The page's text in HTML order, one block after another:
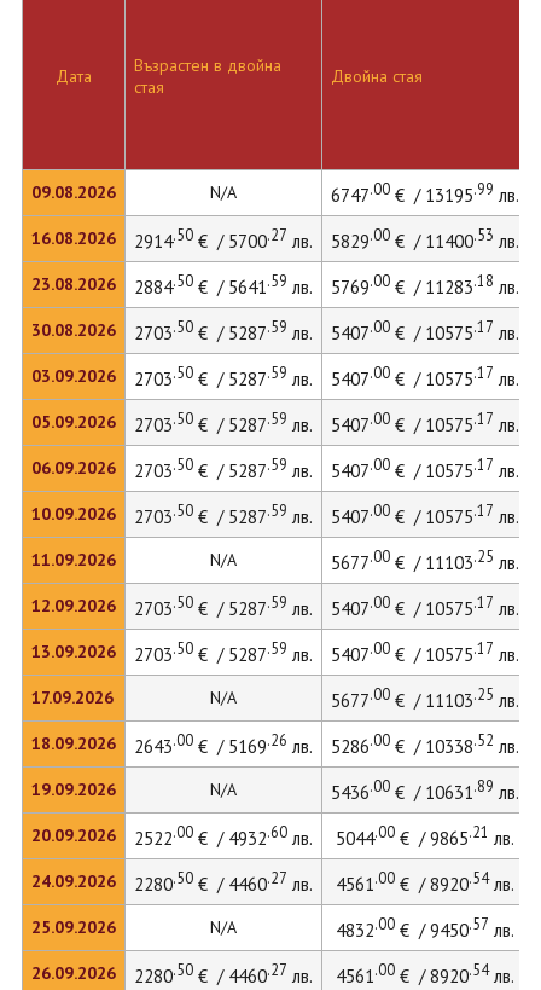
Дата
09.08.2026
16.08.2026
23.08.2026
30.08.2026
03.09.2026
05.09.2026
06.09.2026
10.09.2026
11.09.2026
12.09.2026
13.09.2026
17.09.2026
18.09.2026
19.09.2026
20.09.2026
24.09.2026
25.09.2026
26.09.2026
Възрастен в двойна
стая
Двойна стая
N/A 6747.00€ / 13195.99 лв.
2914.50€ / 5700.27 лв. 5829.00€ / 11400.53 лв.
2884.50€ / 5641.59 лв. 5769.00€ / 11283.18 лв.
2703.50€ / 5287.59 лв. 5407.00€ / 10575.17 лв.
2703.50€ / 5287.59 лв. 5407.00€ / 10575.17 лв.
2703.50€ / 5287.59 лв. 5407.00€ / 10575.17 лв.
2703.50€ / 5287.59 лв. 5407.00€ / 10575.17 лв.
2703.50€ / 5287.59 лв. 5407.00€ / 10575.17 лв.
N/A 5677.00€ / 11103.25 лв.
2703.50€ / 5287.59 лв. 5407.00€ / 10575.17 лв.
2703.50€ / 5287.59 лв. 5407.00€ / 10575.17 лв.
N/A 5677.00€ / 11103.25 лв.
2643.00€ / 5169.26 лв. 5286.00€ / 10338.52 лв.
N/A 5436.00€ / 10631.89 лв.
2522.00€ / 4932.60лв. 5044.00€ / 9865.21 лв.
2280.50€ / 4460.27 лв. 4561.00€ / 8920.54лв.
N/A 4832.00€ / 9450.57 лв.
2280.50€ / 4460.27 лв. 4561.00€ / 8920.54лв.